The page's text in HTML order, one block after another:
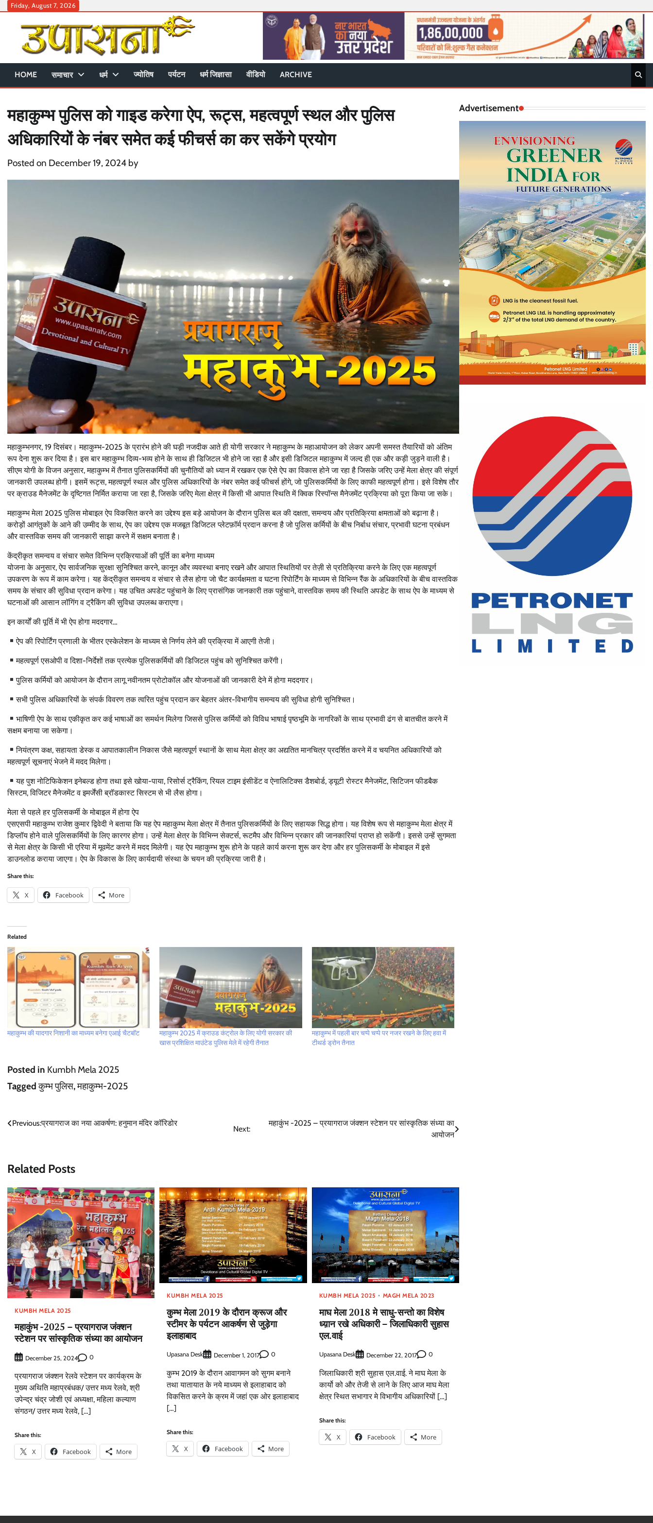
Skip
content
Friday, August 7, 2026
HOME समाचार धर्म ज्योतिष पर्यटन धर्म जिज्ञासा वीडियो ARCHIVE
महाकुम्भ पुलिस को गाइड करेगा ऐप, रूट्स, महत्वपूर्ण स्थल और पुलिस
अधिकारियों के नंबर समेत कई फीचर्स का कर सकेंगे प्रयोग
Posted on December 19, 2024 by
महाकुम्भनगर, 19 दिसंबर। महाकुम्भ-2025 के प्रारंभ होने की घड़ी नजदीक आते ही योगी सरकार ने महाकुम्भ के महाआयोजन को लेकर अपनी समस्त तैयारियों को अंतिम
रूप देना शुरू कर दिया है। इस बार महाकुम्भ दिव्य-भव्य होने के साथ ही डिजिटल भी होने जा रहा है और इसी डिजिटल महाकुम्भ में जल्द ही एक और कड़ी जुड़ने वाली है।
सीएम योगी के विजन अनुसार, महाकुम्भ में तैनात पुलिसकर्मियों की चुनौतियों को ध्यान में रखकर एक ऐसे ऐप का विकास होने जा रहा है जिसके जरिए उन्हें मेला क्षेत्र की संपूर्ण
जानकारी उपलब्ध होगी। इसमें रूट्स, महत्वपूर्ण स्थल और पुलिस अधिकारियों के नंबर समेत कई फीचर्स होंगे, जो पुलिसकर्मियों के लिए काफी महत्वपूर्ण होगा। इसे विशेष तौर
पर क्राउड मैनेजमेंट के दृष्टिगत निर्मित कराया जा रहा है, जिसके जरिए मेला क्षेत्र में किसी भी आपात स्थिति में क्विक रिस्पॉन्स मैनेजमेंट प्रक्रिया को पूरा किया जा सके।
महाकुम्भ मेला 2025 पुलिस मोबाइल ऐप विकसित करने का उद्देश्य इस बड़े आयोजन के दौरान पुलिस बल की दक्षता, समन्वय और प्रतिक्रिया क्षमताओं को बढ़ाना है।
करोड़ों आगंतुकों के आने की उम्मीद के साथ, ऐप का उद्देश्य एक मजबूत डिजिटल प्लेटफ़ॉर्म प्रदान करना है जो पुलिस कर्मियों के बीच निर्बाध संचार, प्रभावी घटना प्रबंधन
और वास्तविक समय की जानकारी साझा करने में सक्षम बनाता है।
केंद्रीकृत समन्वय व संचार समेत विभिन्न प्रक्रियाओं की पूर्ति का बनेगा माध्यम
योजना के अनुसार, ऐप सार्वजनिक सुरक्षा सुनिश्चित करने, कानून और व्यवस्था बनाए रखने और आपात स्थितियों पर तेज़ी से प्रतिक्रिया करने के लिए एक महत्वपूर्ण
उपकरण के रूप में काम करेगा। यह केंद्रीकृत समन्वय व संचार से लैस होगा जो चैट कार्यक्षमता व घटना रिपोर्टिंग के माध्यम से विभिन्न रैंक के अधिकारियों के बीच वास्तविक
समय के संचार की सुविधा प्रदान करेगा। यह उचित अपडेट पहुंचाने के लिए प्रासंगिक जानकारी तक पहुंचाने, वास्तविक समय की स्थिति अपडेट के साथ ऐप के माध्यम से
घटनाओं की आसान लॉगिंग व ट्रैकिंग की सुविधा उपलब्ध कराएगा।
इन कार्यों की पूर्ति में भी ऐप होगा मददगार…
ऐप की रिपोर्टिंग प्रणाली के भीतर एस्केलेशन के माध्यम से निर्णय लेने की प्रक्रिया में आएगी तेजी।
महत्वपूर्ण एसओपी व दिशा-निर्देशों तक प्रत्येक पुलिसकर्मियों की डिजिटल पहुंच को सुनिश्चित करेंगी।
पुलिस कर्मियों को आयोजन के दौरान लागू नवीनतम प्रोटोकॉल और योजनाओं की जानकारी देने में होगा मददगार।
सभी पुलिस अधिकारियों के संपर्क विवरण तक त्वरित पहुंच प्रदान कर बेहतर अंतर-विभागीय समन्वय की सुविधा होगी सुनिश्चित।
भाषिणी ऐप के साथ एकीकृत कर कई भाषाओं का समर्थन मिलेगा जिससे पुलिस कर्मियों को विविध भाषाई पृष्ठभूमि के नागरिकों के साथ प्रभावी ढंग से बातचीत करने में
सक्षम बनाया जा सकेगा।
नियंत्रण कक्ष, सहायता डेस्क व आपातकालीन निकास जैसे महत्वपूर्ण स्थानों के साथ मेला क्षेत्र का अद्यतित मानचित्र प्रदर्शित करने में व चयनित अधिकारियों को
महत्वपूर्ण सूचनाएं भेजने में मदद मिलेगा।
यह पुश नोटिफिकेशन इनेबल्ड होगा तथा इसे खोया-पाया, रिसोर्स ट्रैकिंग, रियल टाइम इंसीडेंट व ऐनालिटिक्स डैशबोर्ड, ड्यूटी रोस्टर मैनेजमेंट, सिटिजन फीडबैक
सिस्टम, विजिटर मैनेजमेंट व इमर्जेंसी ब्रॉडकास्ट सिस्टम से भी लैस होगा।
मेला से पहले हर पुलिसकर्मी के मोबाइल में होगा ऐप
एसएसपी महाकुम्भ राजेश कुमार द्विवेदी ने बताया कि यह ऐप महाकुम्भ मेला क्षेत्र में तैनात पुलिसकर्मियों के लिए सहायक सिद्ध होगा। यह विशेष रूप से महाकुम्भ मेला क्षेत्र में
डिप्लॉय होने वाले पुलिसकर्मियों के लिए कारगर होगा। उन्हें मेला क्षेत्र के विभिन्न सेक्टर्स, रूटमैप और विभिन्न प्रकार की जानकारियां प्राप्त हो सकेंगी। इससे उन्हें सुगमता
से मेला क्षेत्र के किसी भी एरिया में मूवमेंट करने में मदद मिलेगी। यह ऐप महाकुम्भ शुरू होने के पहले कार्य करना शुरू कर देगा और हर पुलिसकर्मी के मोबाइल में इसे
डाउनलोड कराया जाएगा। ऐप के विकास के लिए कार्यदायी संस्था के चयन की प्रक्रिया जारी है।
Share this:
X Facebook More
Related
महाकुम्भ की यादगार निशानी का माध्यम बनेगा एआई चैटबॉट
महाकुम्भ 2025 में क्राउड कंट्रोल के लिए योगी सरकार की
खास प्रशिक्षित माउंटेड पुलिस मेले में रहेगी तैनात
महाकुम्भ में पहली बार चप्पे चप्पे पर नजर रखने के लिए हवा में
टीथर्ड ड्रोन तैनात
Posted in Kumbh Mela 2025
Taggedकुम्भ पुलिस,महाकुम्भ-2025
Post
Previous:प्रयागराज का नया आकर्षण: हनुमान मंदिर कॉरिडोर
Next:
महाकुंभ -2025 – प्रयागराज जंक्शन स्टेशन पर सांस्कृतिक संध्या का
आयोजन
Related Posts
KUMBH MELA 2025
महाकुंभ -2025 – प्रयागराज जंक्शन
स्टेशन पर सांस्कृतिक संध्या का आयोजन
December 25, 2024 0
प्रयागराज जंक्शन रेलवे स्टेशन पर कार्यक्रम के
मुख्य अथिति महाप्रबंधक/ उत्तर मध्य रेलवे, श्री
उपेन्द्र चंद्र जोशी एवं अध्यक्षा, महिला कल्याण
संगठन/ उत्तर मध्य रेलवे, […]
Share this:
X Facebook More
KUMBH MELA 2025
कुम्भ मेला 2019 के दौरान क्रूज और
स्टीमर के पर्यटन आकर्षण से जुड़ेगा
इलाहाबाद
Upasana Desk December 1, 2017 0
कुम्भ 2019 के दौरान आवागमन को सुगम बनाने
तथा यातायात के नये माध्यम से इलाहाबाद को
विकसित करने के क्रम में जहां एक ओर इलाहाबाद
[…]
Share this:
X Facebook More
KUMBH MELA 2025 MAGH MELA 2023
माघ मेला 2018 मे साधु-सन्तो का विशेष
ध्य़ान रखे अधिकारी – जिलाधिकारी सुहास
एल.वाई
Upasana Desk December 22, 2017 0
जिलाधिकारी श्री सुहास एल.वाई. ने माघ मेला के
कार्यो को और तेजी से लाने के लिए आज माघ मेला
क्षेत्र स्थित सभागार मे विभागीय अधिकारियों […]
Share this:
X Facebook More
Advertisement